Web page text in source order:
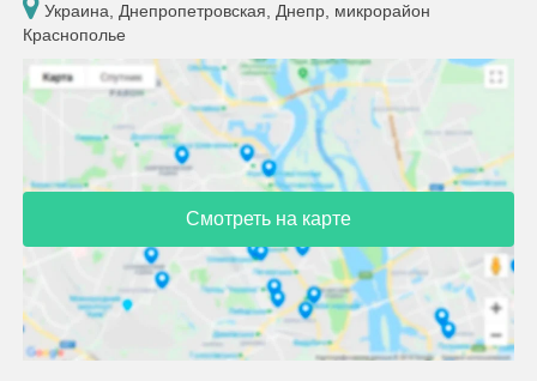
Украина, Днепропетровская, Днепр, микрорайон
Краснополье
Смотреть на карте